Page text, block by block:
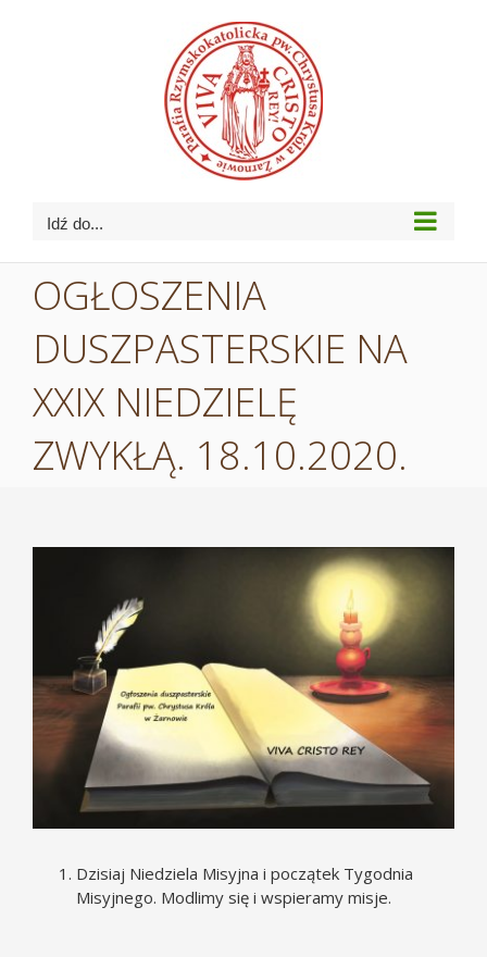
Idź do...
OGŁOSZENIA
DUSZPASTERSKIE NA
XXIX NIEDZIELĘ
ZWYKŁĄ. 18.10.2020.
Dzisiaj Niedziela Misyjna i początek Tygodnia
Misyjnego. Modlimy się i wspieramy misje.